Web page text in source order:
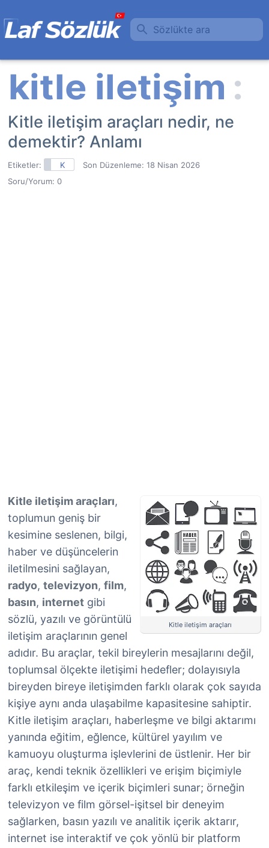
Sözlükte ara
Kitle iletişim araçları nedir, ne
demektir? Anlamı
Etiketler: K Son Düzenleme: 18 Nisan 2026
Soru/Yorum: 0
Kitle iletişim araçları
Kitle iletişim araçları,
toplumun geniş bir
kesimine seslenen, bilgi,
haber ve düşüncelerin
iletilmesini sağlayan,
radyo, televizyon, film,
basın, internet gibi
sözlü, yazılı ve görüntülü
iletişim araçlarının genel
adıdır. Bu araçlar, tekil bireylerin mesajlarını değil,
toplumsal ölçekte iletişimi hedefler; dolayısıyla
bireyden bireye iletişimden farklı olarak çok sayıda
kişiye aynı anda ulaşabilme kapasitesine sahiptir.
Kitle iletişim araçları, haberleşme ve bilgi aktarımı
yanında eğitim, eğlence, kültürel yayılım ve
kamuoyu oluşturma işlevlerini de üstlenir. Her bir
araç, kendi teknik özellikleri ve erişim biçimiyle
farklı etkileşim ve içerik biçimleri sunar; örneğin
televizyon ve film görsel-işitsel bir deneyim
sağlarken, basın yazılı ve analitik içerik aktarır,
internet ise interaktif ve çok yönlü bir platform